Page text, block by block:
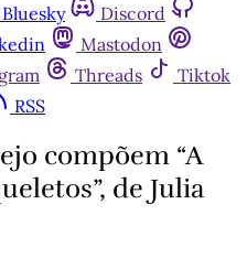
Bluesky
Discord
Mastodon
Threads
Tiktok
RSS
compõem “A
de Julia